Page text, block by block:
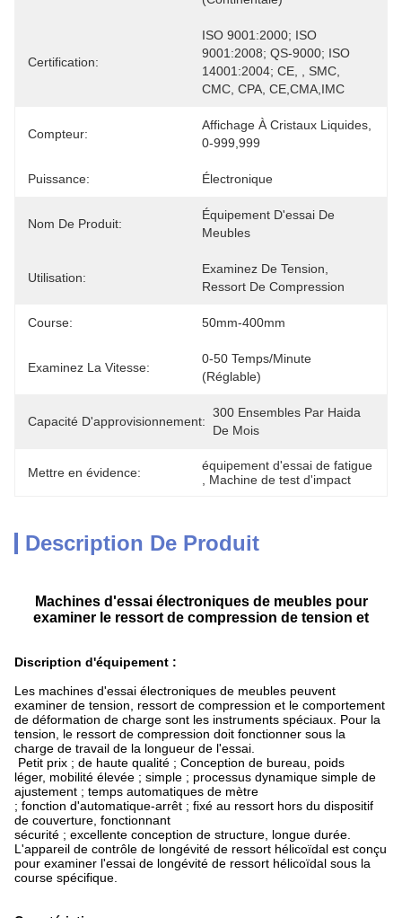
Certification:
ISO 9001:2000; ISO
9001:2008; QS-9000; ISO
14001:2004; CE, , SMC,
CMC, CPA, CE,CMA,IMC
Compteur:
Affichage À Cristaux Liquides,
0-999,999
Puissance: Électronique
Nom De Produit:
Équipement D'essai De
Meubles
Utilisation:
Examinez De Tension,
Ressort De Compression
Course: 50mm-400mm
Examinez La Vitesse:
0-50 Temps/minute
(réglable)
Capacité D'approvisionnement:
300 Ensembles Par Haida
De Mois
Mettre en évidence:
équipement d'essai de fatigue
Machine de test d'impact
Description De Produit
Machines d'essai électroniques de meubles pour
examiner le ressort de compression de tension et
Discription d'équipement :
Les machines d'essai électroniques de meubles peuvent
examiner de tension, ressort de compression et le comportement
de déformation de charge sont les instruments spéciaux. Pour la
tension, le ressort de compression doit fonctionner sous la
charge de travail de la longueur de l'essai.
Petit prix ; de haute qualité ; Conception de bureau, poids
léger, mobilité élevée ; simple ; processus dynamique simple de
ajustement ; temps automatiques de mètre
; fonction d'automatique-arrêt ; fixé au ressort hors du dispositif
de couverture, fonctionnant
sécurité ; excellente conception de structure, longue durée.
L'appareil de contrôle de longévité de ressort hélicoïdal est conçu
pour examiner l'essai de longévité de ressort hélicoïdal sous la
course spécifique.